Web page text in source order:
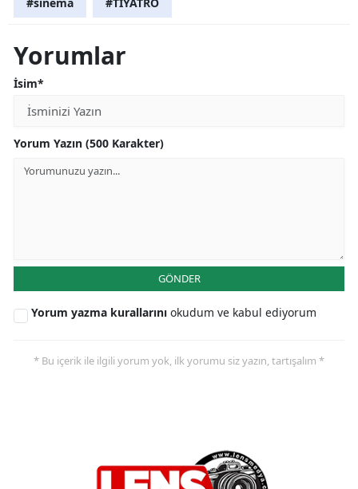
Yorumlar
İsim*
Yorum Yazın (500 Karakter)
GÖNDER
Yorum yazma kurallarını okudum ve kabul ediyorum
* Bu içerik ile ilgili yorum yok, ilk yorumu siz yazın, tartışalım *